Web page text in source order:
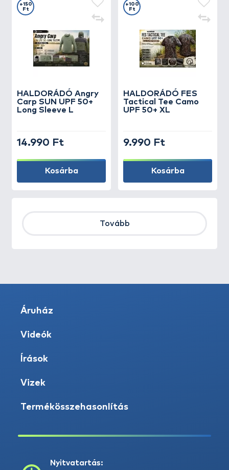
HALDORÁDÓ Angry
Carp SUN UPF 50+
Long Sleeve L
+150
Ft
14.990 Ft
Kosárba
HALDORÁDÓ FES
Tactical Tee Camo
UPF 50+ XL
+100
Ft
9.990 Ft
Kosárba
Tovább
Áruház
Videók
Írások
Vizek
Termékösszehasonlítás
Nyitvatartás: